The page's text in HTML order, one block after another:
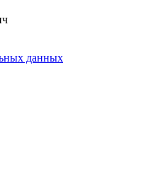
данных